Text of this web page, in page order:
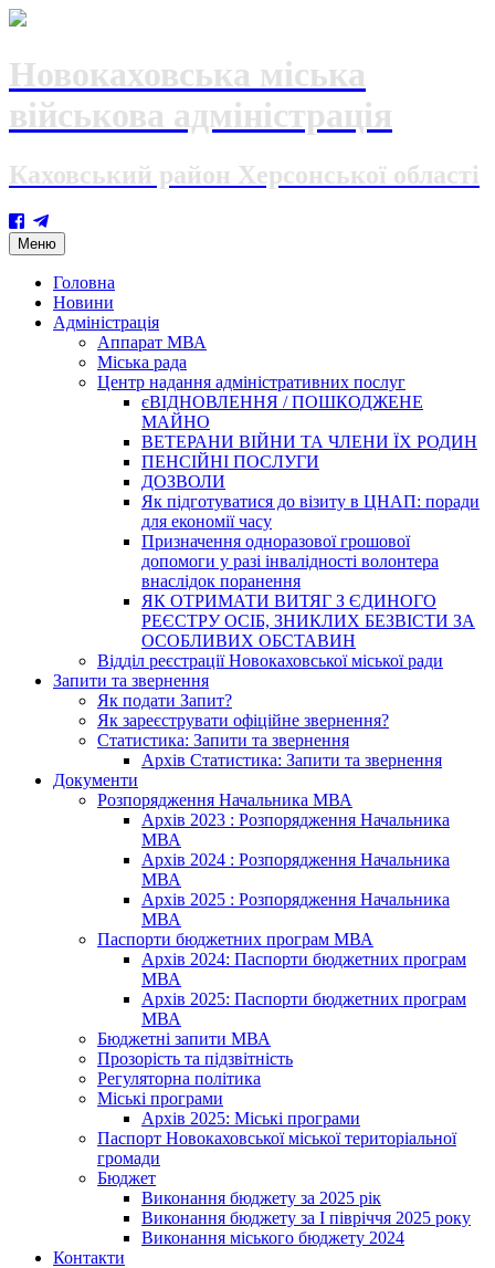
Новокаховська міська
військова адміністрація
Каховський район Херсонської області
Меню Skip
to
content
Головна
Новини
Адміністрація
Аппарат МВА
Міська рада
Центр надання адміністративних послуг
єВІДНОВЛЕННЯ / ПОШКОДЖЕНЕ
МАЙНО
ВЕТЕРАНИ ВІЙНИ ТА ЧЛЕНИ ЇХ РОДИН
ПЕНСІЙНІ ПОСЛУГИ
ДОЗВОЛИ
Як підготуватися до візиту в ЦНАП: поради
для економії часу
Призначення одноразової грошової
допомоги у разі інвалідності волонтера
внаслідок поранення
ЯК ОТРИМАТИ ВИТЯГ З ЄДИНОГО
РЕЄСТРУ ОСІБ, ЗНИКЛИХ БЕЗВІСТИ ЗА
ОСОБЛИВИХ ОБСТАВИН
Відділ реєстрації Новокаховської міської ради
Запити та звернення
Як подати Запит?
Як зареєструвати офіційне звернення?
Статистика: Запити та звернення
Архів Статистика: Запити та звернення
Документи
Розпорядження Начальника МВА
Архів 2023 : Розпорядження Начальника
МВА
Архів 2024 : Розпорядження Начальника
МВА
Архів 2025 : Розпорядження Начальника
МВА
Паспорти бюджетних програм МВА
Архів 2024: Паспорти бюджетних програм
МВА
Архів 2025: Паспорти бюджетних програм
МВА
Бюджетні запити МВА
Прозорість та підзвітність
Регуляторна політика
Міські програми
Архів 2025: Міські програми
Паспорт Новокаховської міської територіальної
громади
Бюджет
Виконання бюджету за 2025 рік
Виконання бюджету за І півріччя 2025 року
Виконання міського бюджету 2024
Контакти